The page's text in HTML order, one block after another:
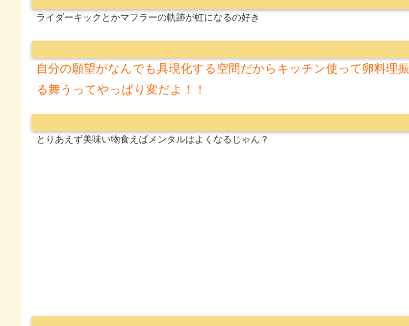
ライダーキックとかマフラーの軌跡が虹になるの好き
自分の願望がなんでも具現化する空間だからキッチン使って卵料理振
る舞うってやっぱり変だよ！！
とりあえず美味い物食えばメンタルはよくなるじゃん？